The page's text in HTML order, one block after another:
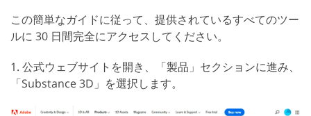
この簡単なガイドに従って、提供されているすべてのツー
ルに 30 日間完全にアクセスしてください。
1. 公式ウェブサイトを開き、「製品」セクションに進み、
「Substance 3D」を選択します。